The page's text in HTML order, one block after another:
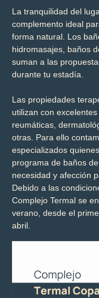
La tranquilidad del
complemento ideal
forma natural. Los
hidromasajes, baños
suman a las
durante tu estadía.
Las propiedades
utilizan con
reumáticas,
otras. Para ello
especializados
programa de baños
necesidad y afección
Debido a las
Complejo Termal se
verano, desde el
abril.